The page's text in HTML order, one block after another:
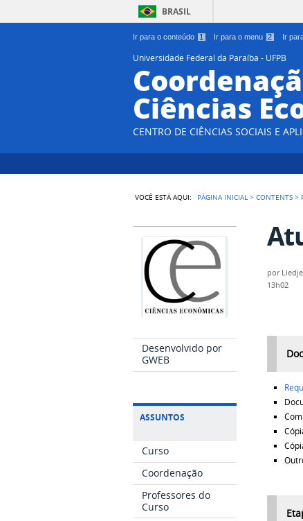
Ir para o conteúdo 1 Ir para o menu 2 Ir
BRASIL
Universidade Federal da Paraíba - UFPB
Ciências
CENTRO DE CIÊNCIAS SOCIAIS E
VOCÊ ESTÁ AQUI: PÁGINA INICIAL >CONTENTS >
Desenvolvido por
GWEB
ASSUNTOS
Curso
Coordenação
Professores do
Curso
por
13h02